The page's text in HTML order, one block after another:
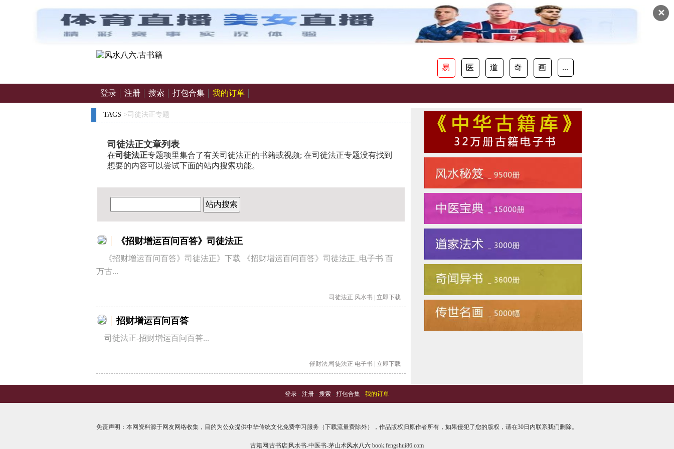
✕
易 医 道 奇 画 ...
登录 注册 搜索 打包合集 我的订单
TAGS >司徒法正专题
司徒法正文章列表
在司徒法正专题项里集合了有关司徒法正的书籍或视频; 在司徒法正专题没有找到
想要的内容可以尝试下面的站内搜索功能。
站内搜索
《招财增运百问百答》司徒法正
《招财增运百问百答》司徒法正》下载 《招财增运百问百答》司徒法正_电子书 百
万古...
司徒法正 风水书 | 立即下载
招财增运百问百答
司徒法正-招财增运百问百答...
催财法 司徒法正 电子书 | 立即下载
登录 - 注册 - 搜索 - 打包合集 - 我的订单
免责声明：本网资料源于网友网络收集，目的为公众提供中华传统文化免费学习服务（下载流量费除外），作品版权归原作者所有，如果侵犯了您的版权，请在30日内联系我们删除。
古籍网|古书店|风水书-中医书-茅山术风水八六 book.fengshui86.com